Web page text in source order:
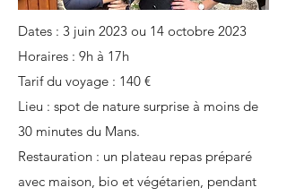
Dates : 3 juin 2023 ou 14 octobre 2023
Horaires : 9h à 17h
Tarif du voyage : 140 €
Lieu : spot de nature surprise à moins de
30 minutes du Mans.
Restauration : un plateau repas préparé
avec maison, bio et végétarien, pendant